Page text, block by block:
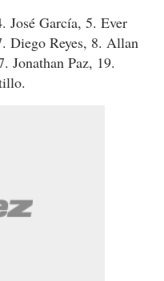
José García, 5. Ever
Diego Reyes, 8. Allan
Jonathan Paz, 19.